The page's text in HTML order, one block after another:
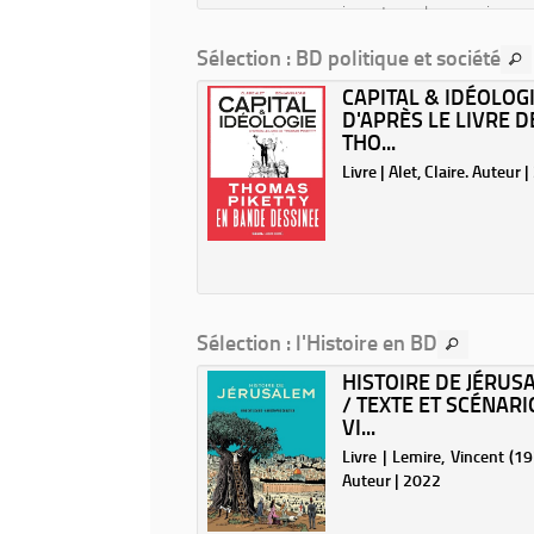
inventa la maison
Sélection : BD politique et société
CAPITAL &
D'APRÈS LE LIVRE
THO...
Livre | Alet, Claire. Auteur
Sélection : l'Histoire en BD
HISTOIRE DE
/ TEXTE ET
VI...
Livre | Lemire, Vincent
Auteur | 2022